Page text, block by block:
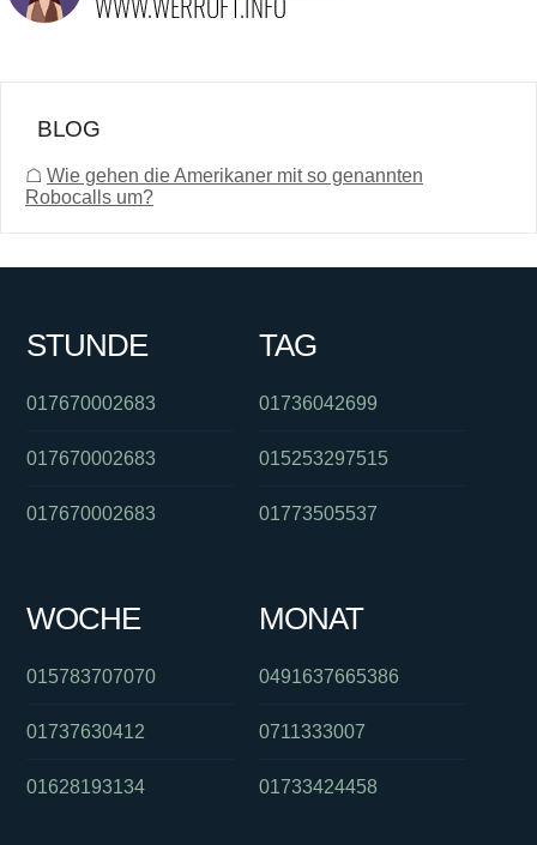
BLOG
☖ Wie gehen die Amerikaner mit so genannten
Robocalls um?
STUNDE
017670002683
017670002683
017670002683
TAG
01736042699
015253297515
01773505537
WOCHE
015783707070
01737630412
01628193134
MONAT
0491637665386
0711333007
01733424458